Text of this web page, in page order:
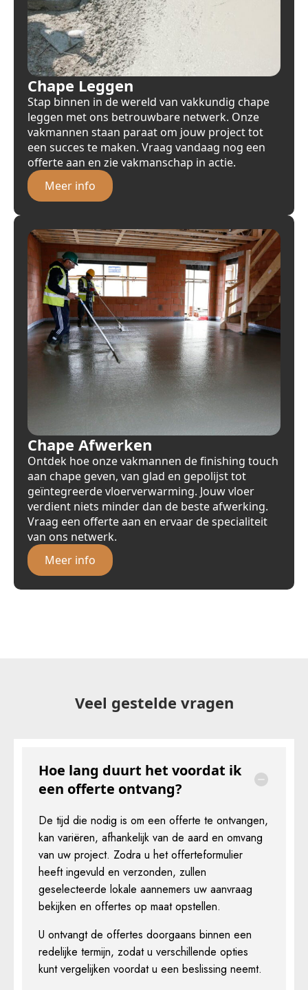
Chape Leggen
Stap binnen in de wereld van vakkundig chape
leggen met ons betrouwbare netwerk. Onze
vakmannen staan paraat om jouw project tot
een succes te maken. Vraag vandaag nog een
offerte aan en zie vakmanschap in actie.
Meer info
Chape Afwerken
Ontdek hoe onze vakmannen de finishing touch
aan chape geven, van glad en gepolijst tot
geïntegreerde vloerverwarming. Jouw vloer
verdient niets minder dan de beste afwerking.
Vraag een offerte aan en ervaar de specialiteit
van ons netwerk.
Meer info
Veel gestelde vragen
Hoe lang duurt het voordat ik
een offerte ontvang?
De tijd die nodig is om een offerte te ontvangen,
kan variëren, afhankelijk van de aard en omvang
van uw project. Zodra u het offerteformulier
heeft ingevuld en verzonden, zullen
geselecteerde lokale aannemers uw aanvraag
bekijken en offertes op maat opstellen.
U ontvangt de offertes doorgaans binnen een
redelijke termijn, zodat u verschillende opties
kunt vergelijken voordat u een beslissing neemt.